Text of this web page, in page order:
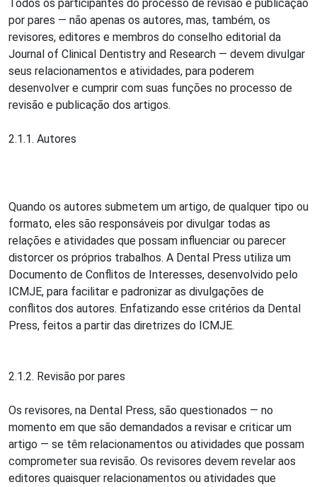
Todos os participantes do processo de revisão e publicação
por pares — não apenas os autores, mas, também, os
revisores, editores e membros do conselho editorial da
Journal of Clinical Dentistry and Research — devem divulgar
seus relacionamentos e atividades, para poderem
desenvolver e cumprir com suas funções no processo de
revisão e publicação dos artigos.
2.1.1. Autores
Quando os autores submetem um artigo, de qualquer tipo ou
formato, eles são responsáveis por divulgar todas as
relações e atividades que possam influenciar ou parecer
distorcer os próprios trabalhos. A Dental Press utiliza um
Documento de Conflitos de Interesses, desenvolvido pelo
ICMJE, para facilitar e padronizar as divulgações de
conflitos dos autores. Enfatizando esse critérios da Dental
Press, feitos a partir das diretrizes do ICMJE.
2.1.2. Revisão por pares
Os revisores, na Dental Press, são questionados — no
momento em que são demandados a revisar e criticar um
artigo — se têm relacionamentos ou atividades que possam
comprometer sua revisão. Os revisores devem revelar aos
editores quaisquer relacionamentos ou atividades que